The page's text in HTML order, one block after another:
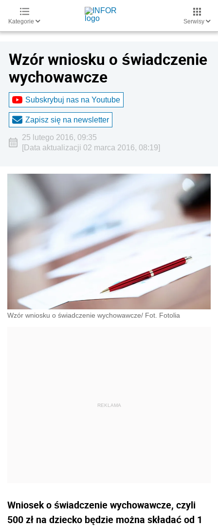
Kategorie Serwisy
Wzór wniosku o świadczenie
wychowawcze
Subskrybuj nas na Youtube
Zapisz się na newsletter
25 lutego 2016, 09:35
[Data aktualizacji 02 marca 2016, 08:19]
Wzór wniosku o świadczenie wychowawcze/ Fot. Fotolia
Wniosek o świadczenie wychowawcze, czyli
500 zł na dziecko będzie można składać od 1